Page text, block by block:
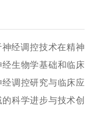
经调控技术在精神
生物学基础和临床
调控研究与临床应
科学进步与技术创